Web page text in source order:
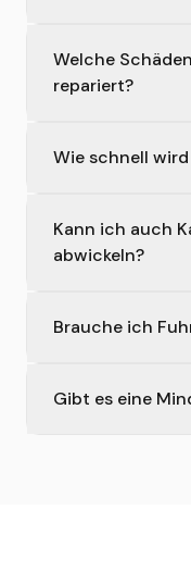
Welche
repariert?
Wie schnell
Kann ich auch
abwickeln?
Brauche ich
Gibt es eine